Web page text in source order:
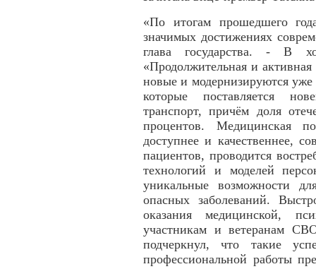
«По итогам прошедшего
значимых достижениях
глава государства. - В
«Продолжительная и
новые и модернизируются
которые поставляется
транспорт, причём доля
процентов. Медицинская
доступнее и качественнее,
пациентов, проводится
технологий и моделей
уникальные возможности
опасных заболеваний.
оказания медицинской,
участникам и ветеранам
подчеркнул, что такие
профессиональной работы